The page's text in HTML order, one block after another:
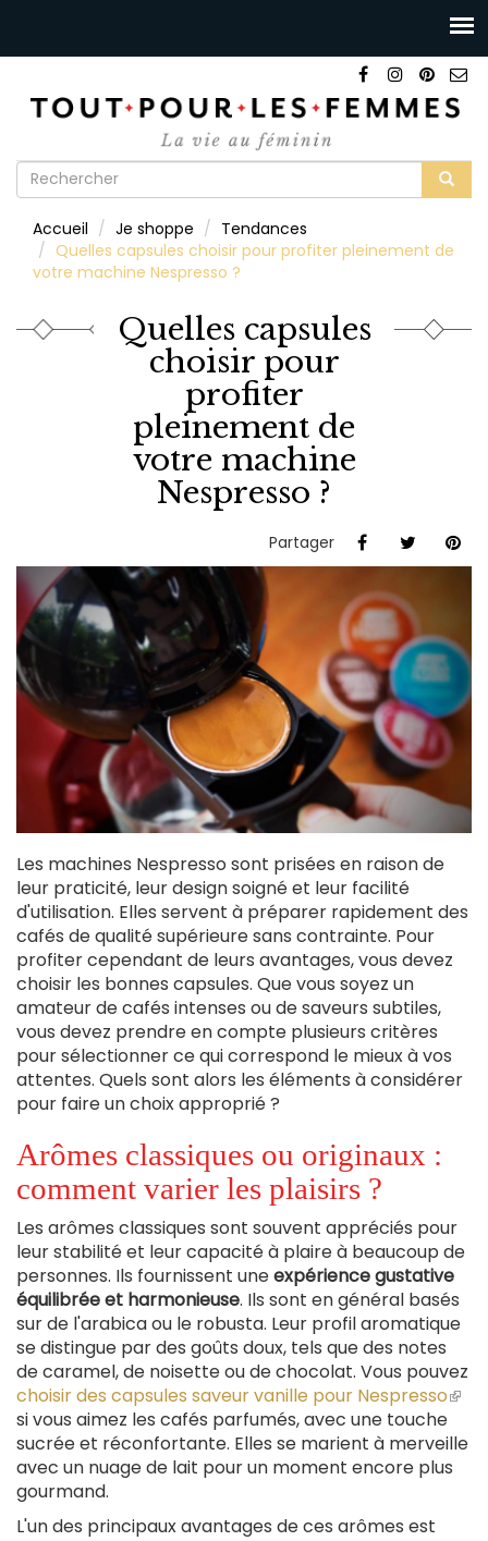
Formulaire
recherche
Accueil Je shoppe
Tendances
Quelles capsules choisir pour profiter pleinement de
votre machine Nespresso ?
Quelles capsules
choisir pour
profiter
pleinement de
votre machine
Nespresso ?
Partager
Les machines Nespresso sont prisées en raison de
leur praticité, leur design soigné et leur facilité
d'utilisation. Elles servent à préparer rapidement des
cafés de qualité supérieure sans contrainte. Pour
profiter cependant de leurs avantages, vous devez
choisir les bonnes capsules. Que vous soyez un
amateur de cafés intenses ou de saveurs subtiles,
vous devez prendre en compte plusieurs critères
pour sélectionner ce qui correspond le mieux à vos
attentes. Quels sont alors les éléments à considérer
pour faire un choix approprié ?
Arômes classiques ou originaux :
comment varier les plaisirs ?
Les arômes classiques sont souvent appréciés pour
leur stabilité et leur capacité à plaire à beaucoup de
personnes. Ils fournissent uneexpérience gustative
équilibrée et harmonieuse. Ils sont en général basés
sur de l'arabica ou le robusta. Leur profil aromatique
se distingue par des goûts doux, tels que des notes
de caramel, de noisette ou de chocolat. Vous pouvez
choisir des capsules saveur vanille pour Nespresso(le
est
si vous aimez les cafés parfumés, avec une touche
sucrée et réconfortante. Elles se marient à merveille
avec un nuage de lait pour un moment encore plus
gourmand.
L'un des principaux avantages de ces arômes est